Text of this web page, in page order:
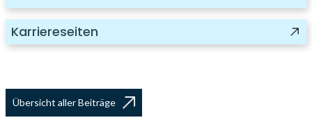
Karriereseiten
Übersicht aller Beiträge